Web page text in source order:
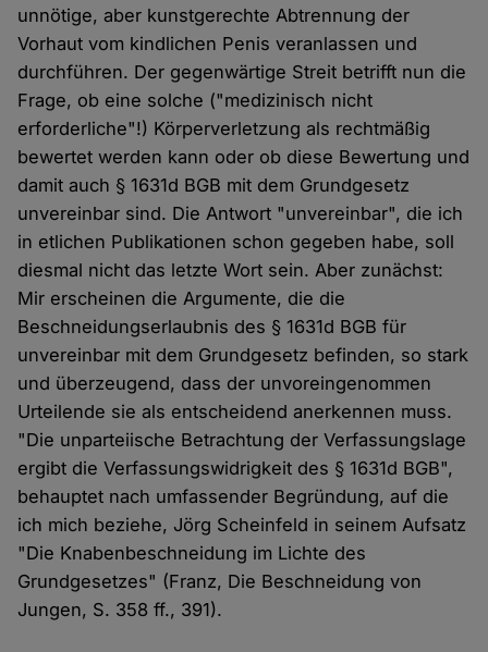
unnötige, aber kunstgerechte Abtrennung der
Vorhaut vom kindlichen Penis veranlassen und
durchführen. Der gegenwärtige Streit betrifft nun die
Frage, ob eine solche ("medizinisch nicht
erforderliche"!) Körperverletzung als rechtmäßig
bewertet werden kann oder ob diese Bewertung und
damit auch § 1631d BGB mit dem Grundgesetz
unvereinbar sind. Die Antwort "unvereinbar", die ich
in etlichen Publikationen schon gegeben habe, soll
diesmal nicht das letzte Wort sein. Aber zunächst:
Mir erscheinen die Argumente, die die
Beschneidungserlaubnis des § 1631d BGB für
unvereinbar mit dem Grundgesetz befinden, so stark
und überzeugend, dass der unvoreingenommen
Urteilende sie als entscheidend anerkennen muss.
"Die unparteiische Betrachtung der Verfassungslage
ergibt die Verfassungswidrigkeit des § 1631d BGB",
behauptet nach umfassender Begründung, auf die
ich mich beziehe, Jörg Scheinfeld in seinem Aufsatz
"Die Knabenbeschneidung im Lichte des
Grundgesetzes" (Franz, Die Beschneidung von
Jungen, S. 358 ff., 391).